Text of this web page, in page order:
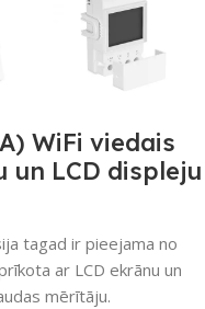
WiFi viedais
un LCD displeju
tagad ir pieejama no
ar LCD ekrānu un
mērītāju.